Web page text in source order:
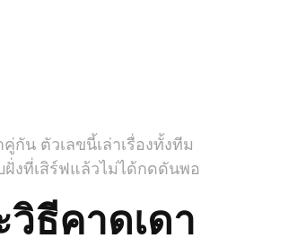
กัน ตัวเลขนี้เล่าเรื่องทั้งทีม
งที่เสิร์ฟแล้วไม่ได้กดดันพอ
ธีคาดเดา